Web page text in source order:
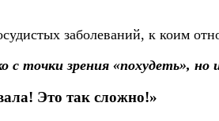
заболеваний, к коим
точки зрения «похудеть», но
Это так сложно!»